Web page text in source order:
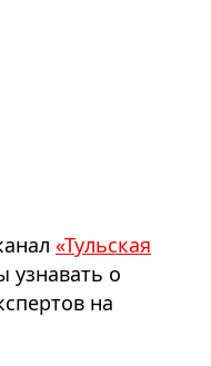
«Тульская
узнавать о
на